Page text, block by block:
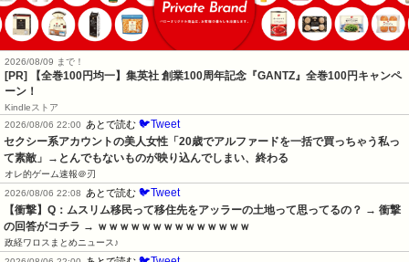
2026/08/09 まで！
[PR]
【全巻100円均一】集英社 創業100周年記念『GANTZ』全巻100円キャンペ
ーン！
Kindleストア
2026/08/06 22:00
あとで読む 🐦Tweet
セクシー系アカウントの美人女性「20歳でアルファードを一括で買っちゃう私っ
て素敵」→とんでもないものが映り込んでしまい、終わる
オレ的ゲーム速報＠刃
2026/08/06 22:08
あとで読む 🐦Tweet
【衝撃】Q：ムスリム移民って移住先をアッラーの土地って思ってるの？ → 衝撃
の回答がコチラ → ｗｗｗｗｗｗｗｗｗｗｗｗｗｗ
政経ワロスまとめニュース♪